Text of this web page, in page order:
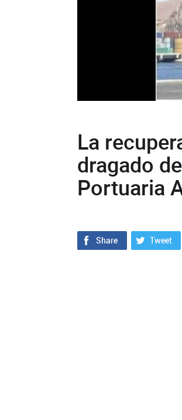
La
dragado
Portuaria